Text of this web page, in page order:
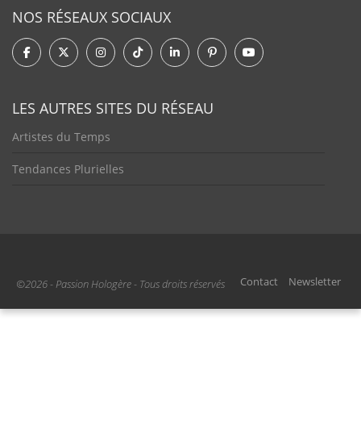
NOS RÉSEAUX SOCIAUX
LES AUTRES SITES DU RÉSEAU
Artistes du Temps
Tendances Plurielles
©2026 - Passion Hologère - Tous droits réservés Contact Newsletter